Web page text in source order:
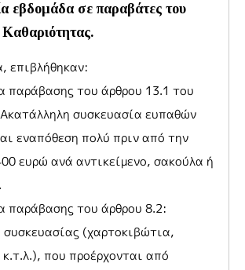
εβδομάδα σε παραβάτες του
επιβλήθηκαν:
παράβασης του άρθρου 13.1 του
συσκευασία ευπαθών
εναπόθεση πολύ πριν από την
ευρώ ανά αντικείμενο, σακούλα ή
παράβασης του άρθρου 8.2:
(χαρτοκιβώτια,
που προέρχονται από